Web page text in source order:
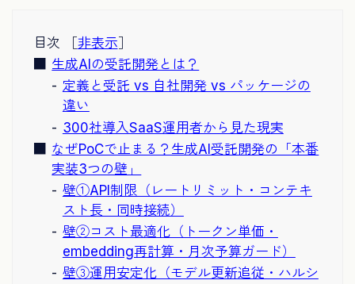
目次 ［非表示］
生成AIの受託開発とは？
定義と受託 vs 自社開発 vs パッケージの
違い
300社導入SaaS運用者から見た現実
なぜPoCで止まる？生成AI受託開発の「本番
実装3つの壁」
壁①API制限（レートリミット・コンテキ
スト長・同時接続）
壁②コスト最適化（トークン単価・
embedding再計算・月次予算ガード）
壁③運用安定化（モデル更新追従・ハルシ